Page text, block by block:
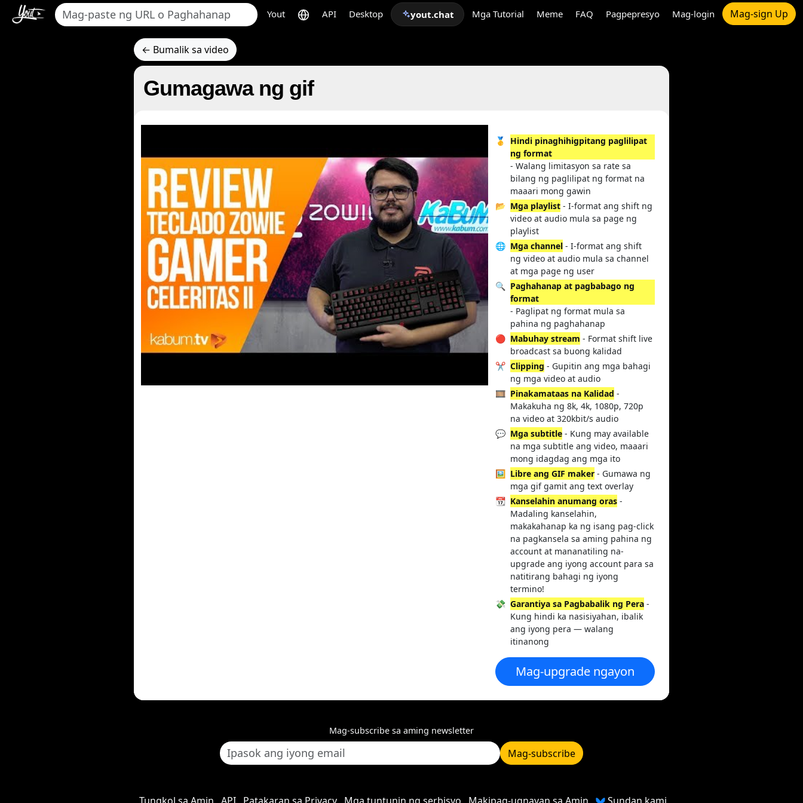
Yout API Desktop yout.chat Mga Tutorial Meme FAQ Pagpepresyo Mag-login Mag-sign Up
← Bumalik sa video
Gumagawa ng gif
🥇
Hindi pinaghihigpitang paglilipat
ng format
- Walang limitasyon sa rate sa
bilang ng paglilipat ng format na
maaari mong gawin
📂 Mga playlist - I-format ang shift ng
video at audio mula sa page ng
playlist
🌐 Mga channel - I-format ang shift
ng video at audio mula sa channel
at mga page ng user
🔍 Paghahanap at pagbabago ng
format
- Paglipat ng format mula sa
pahina ng paghahanap
🔴 Mabuhay stream - Format shift live
broadcast sa buong kalidad
✂️ Clipping - Gupitin ang mga bahagi
ng mga video at audio
🎞️ Pinakamataas na Kalidad -
Makakuha ng 8k, 4k, 1080p, 720p
na video at 320kbit/s audio
💬 Mga subtitle - Kung may available
na mga subtitle ang video, maaari
mong idagdag ang mga ito
🖼️ Libre ang GIF maker - Gumawa ng
mga gif gamit ang text overlay
📆 Kanselahin anumang oras -
Madaling kanselahin,
makakahanap ka ng isang pag-click
na pagkansela sa aming pahina ng
account at mananatiling na-
upgrade ang iyong account para sa
natitirang bahagi ng iyong
termino!
💸 Garantiya sa Pagbabalik ng Pera -
Kung hindi ka nasisiyahan, ibalik
ang iyong pera — walang
itinanong
Mag-upgrade ngayon
Mag-subscribe sa aming newsletter
Mag-subscribe